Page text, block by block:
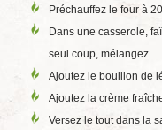
Préchauffez le four à
Dans une casserole,
seul coup, mélangez.
Ajoutez le bouillon de
Ajoutez la crème
Versez le tout dans la